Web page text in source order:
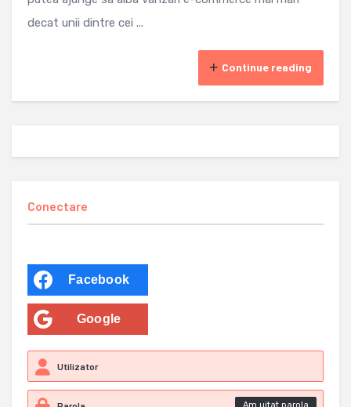
decat unii dintre cei ...
Continue reading
Conectare
Facebook
Google